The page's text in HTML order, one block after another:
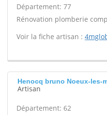
Département: 77
Rénovation plomberie
Voir la fiche artisan :
Henocq bruno Noeux-les-
Artisan
Département: 62